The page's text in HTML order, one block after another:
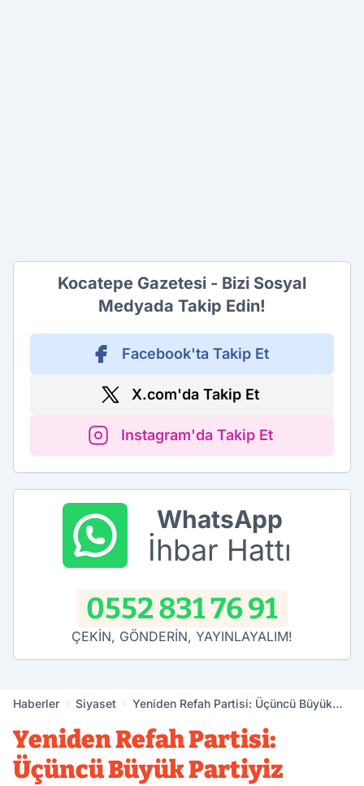
Kocatepe Gazetesi - Bizi Sosyal
Medyada Takip Edin!
Facebook'ta Takip Et
X.com'da Takip Et
Instagram'da Takip Et
WhatsApp
İhbar Hattı
0552 831 76 91
ÇEKİN, GÖNDERİN, YAYINLAYALIM!
Haberler Siyaset
Yeniden Refah Partisi: Üçüncü Büyük
Yeniden Refah Partisi:
Üçüncü Büyük Partiyiz